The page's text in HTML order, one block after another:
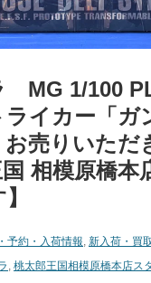
MG 1/100
ライカー「ガ
売りいただ
国 相模原橋本
予約・入荷情報, 新入荷・買
, 桃太郎王国相模原橋本店ス